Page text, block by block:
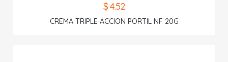
$ 4.52
CREMA TRIPLE ACCION PORTIL NF 20G